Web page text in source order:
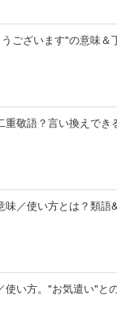
ございます"の意味
敬語？言い換えでき
味／使い方とは？類語
使い方。"お気遣い"と